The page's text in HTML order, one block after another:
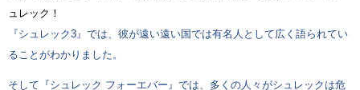
ュレック！
『シュレック3』では、彼が遠い遠い国では有名人として広く語られてい
ることがわかりました。
そして『シュレック フォーエバー』では、多くの人々がシュレックは危